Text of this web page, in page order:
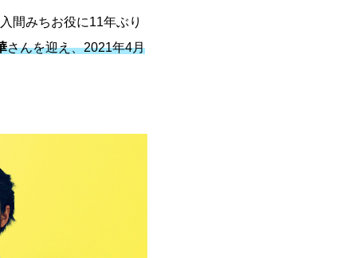
間みちお役に11年ぶり
さんを迎え、2021年4月